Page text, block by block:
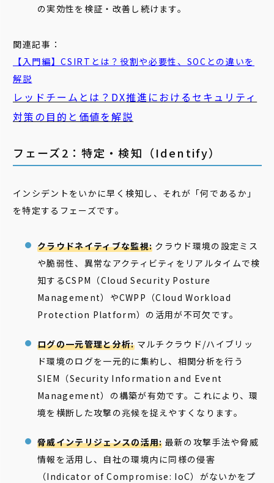
の実効性を検証・改善し続けます。
関連記事：
【入門編】CSIRTとは？役割や必要性、SOCとの違いを
解説
レッドチームとは？DX推進におけるセキュリティ
対策の目的と価値を解説
フェーズ2：特定・検知（Identify）
インシデントをいかに早く検知し、それが「何であるか」
を特定するフェーズです。
クラウドネイティブな監視: クラウド環境の設定ミス
や脆弱性、異常なアクティビティをリアルタイムで検
知するCSPM（Cloud Security Posture
Management）やCWPP（Cloud Workload
Protection Platform）の活用が不可欠です。
ログの一元管理と分析:マルチクラウド/ハイブリッ
ド環境のログを一元的に集約し、相関分析を行う
SIEM（Security Information and Event
Management）の構築が有効です。これにより、環
境を横断した攻撃の兆候を捉えやすくなります。
脅威インテリジェンスの活用: 最新の攻撃手法や脅威
情報を活用し、自社の環境内に同様の侵害
（Indicator of Compromise: IoC）がないかをプ